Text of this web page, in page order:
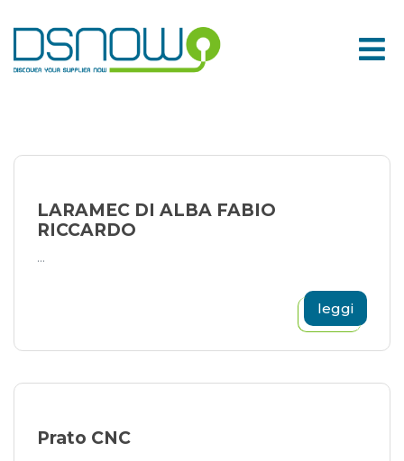
to
content
LARAMEC DI ALBA FABIO
RICCARDO
...
leggi
Prato CNC